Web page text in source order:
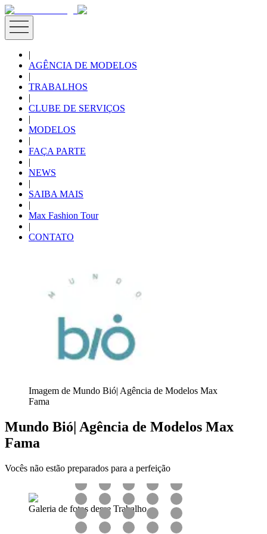
|
AGÊNCIA DE MODELOS
|
TRABALHOS
|
CLUBE DE SERVIÇOS
|
MODELOS
|
FAÇA PARTE
|
NEWS
|
SAIBA MAIS
|
Max Fashion Tour
|
CONTATO
Imagem de Mundo Bió| Agência de Modelos Max
Fama
Mundo Bió| Agência de Modelos Max
Fama
Vocês não estão preparados para a perfeição
Galeria de fotos desse Trabalho